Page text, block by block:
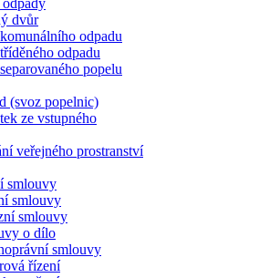
dvůr
odpadu
odpadu
popelu
(svoz popelnic)
ze vstupného
veřejného prostranství
smlouvy
smlouvy
smlouvy
o dílo
smlouvy
řízení